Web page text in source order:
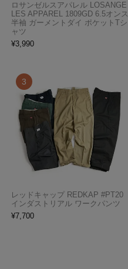
ロサンゼルスアパレル LOSANGE
LES APPAREL 1809GD 6.5オンス
半袖 ガーメントダイ ポケットTシ
ャツ
¥3,990
レッドキャップ REDKAP #PT20
インダストリアル ワークパンツ
¥7,700